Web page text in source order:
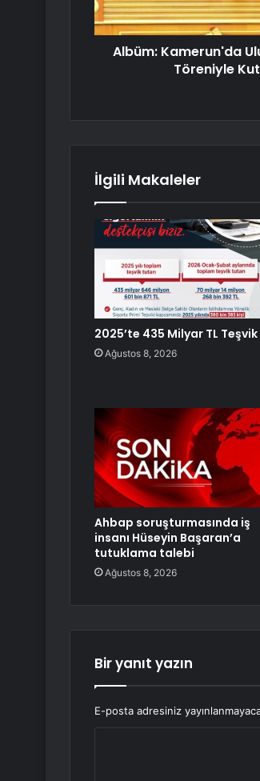
Albüm: Kamerun'da
Töreniyle
İlgili Makaleler
2025’te 435 Milyar TL Teşvik
Ağustos 8, 2026
Ahbap soruşturmasında iş
insanı Hüseyin Başaran’a
tutuklama talebi
Ağustos 8, 2026
Bir yanıt yazın
E-posta adresiniz